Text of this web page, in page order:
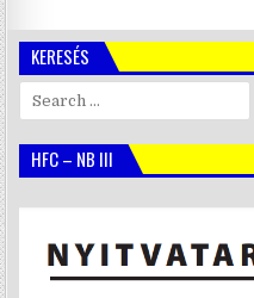
KERESÉS
Search
for:
HFC – NB III